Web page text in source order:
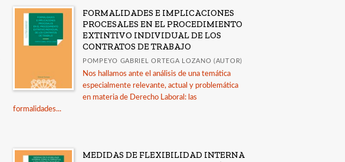
FORMALIDADES E IMPLICACIONES
PROCESALES EN EL PROCEDIMIENTO
EXTINTIVO INDIVIDUAL DE LOS
CONTRATOS DE TRABAJO
POMPEYO GABRIEL ORTEGA LOZANO (AUTOR)
Nos hallamos ante el análisis de una temática
especialmente relevante, actual y problemática
en materia de Derecho Laboral: las
formalidades...
MEDIDAS DE FLEXIBILIDAD INTERNA